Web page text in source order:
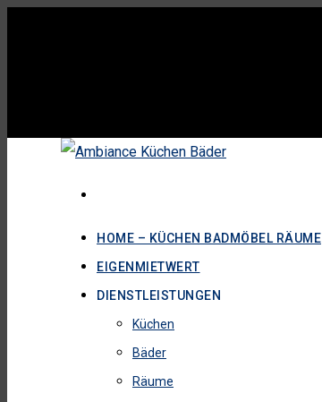
HOME – KÜCHEN BADMÖBEL RÄUME
EIGENMIETWERT
DIENSTLEISTUNGEN
Küchen
Bäder
Räume